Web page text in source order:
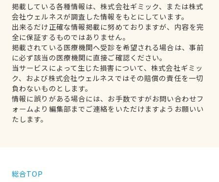
掲載している各種情報は、株式会社ギミック、または株式
会社ウェルネスが調査した情報をもとにしています。
出来るだけ正確な情報掲載に努めておりますが、内容を完
全に保証するものではありません。
掲載されている医療機関へ受診を希望される場合は、事前
に必ず該当の医療機関に直接ご確認ください。
当サービスによって生じた損害について、株式会社ギミッ
ク、および株式会社ウェルネスではその賠償の責任を一切
負わないものとします。
情報に誤りがある場合には、お手数ですがお問い合わせフ
ォームより編集部までご連絡をいただけますようお願いい
たします。
総合TOP